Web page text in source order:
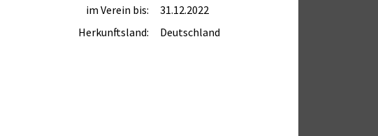
im Verein bis:
31.12.2022
Herkunftsland:
Deutschland